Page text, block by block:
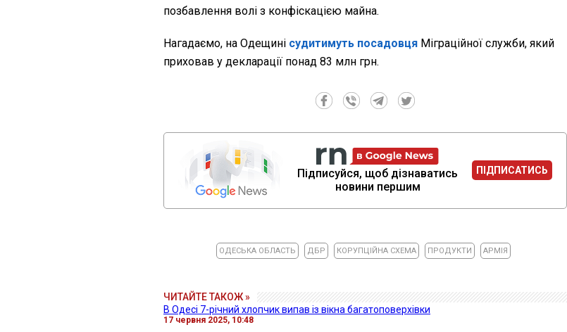
позбавлення волі з конфіскацією майна.
Нагадаємо, на Одещині судитимуть посадовця Міграційної служби, який
приховав у декларації понад 83 млн грн.
Підписуйся, щоб дізнаватись
новини першим
ПІДПИСАТИСЬ
ОДЕСЬКА ОБЛАСТЬ ДБР КОРУПЦІЙНА СХЕМА ПРОДУКТИ АРМІЯ
ЧИТАЙТЕ ТАКОЖ »
В Одесі 7-річний хлопчик випав із вікна багатоповерхівки
17 червня 2025, 10:48